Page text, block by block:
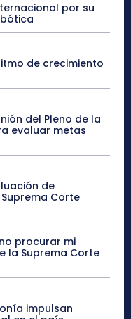
por su
de crecimiento
del Pleno de la
evaluar metas
de
Corte
procurar mi
la Suprema Corte
impulsan